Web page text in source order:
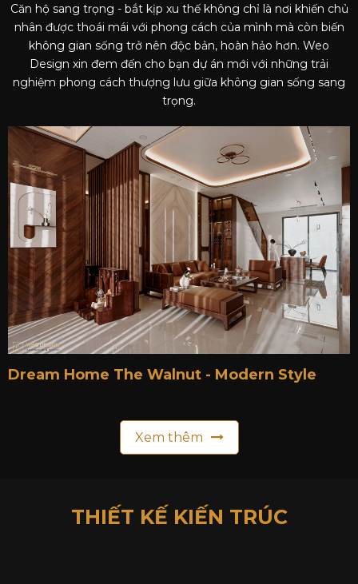
Căn hộ sang trọng - bắt kịp xu thế không chỉ là nơi khiến chủ
nhân được thoái mái với phong cách của mình mà còn biến
không gian sống trở nên độc bản, hoàn hảo hơn. Weo
Design xin đem đến cho bạn dự án mới với những trải
nghiệm phong cách thượng lưu giữa không gian sống sang
trọng.
Dream Home The Walnut - Modern Style
Xem thêm
THIẾT KẾ KIẾN TRÚC